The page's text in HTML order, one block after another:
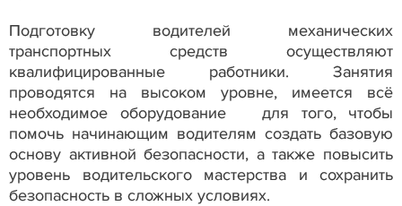
Подготовку водителей механических
транспортных средств осуществляют
квалифицированные работники. Занятия
проводятся на высоком уровне, имеется всё
необходимое оборудование для того, чтобы
помочь начинающим водителям создать базовую
основу активной безопасности, а также повысить
уровень водительского мастерства и сохранить
безопасность в сложных условиях.